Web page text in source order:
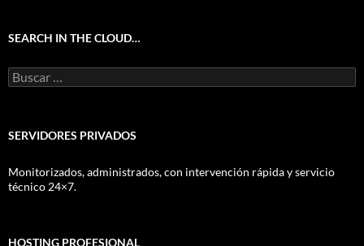
SEARCH IN THE CLOUD…
Buscar:
SERVIDORES PRIVADOS
Monitorizados, administrados, con intervención rápida y servicio
técnico 24×7.
HOSTING PROFESIONAL